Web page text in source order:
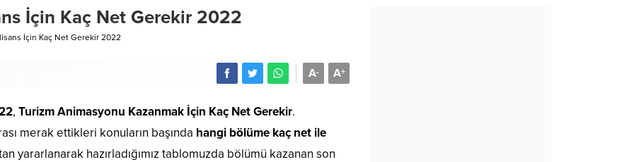
İçin Kaç Net Gerekir 2022
İçin Kaç Net Gerekir 2022
A+
A-
, Turizm Animasyonu Kazanmak İçin Kaç Net Gerekir.
merak ettikleri konuların başında hangi bölüme kaç net ile
yararlanarak hazırladığımız tablomuzda bölümü kazanan son